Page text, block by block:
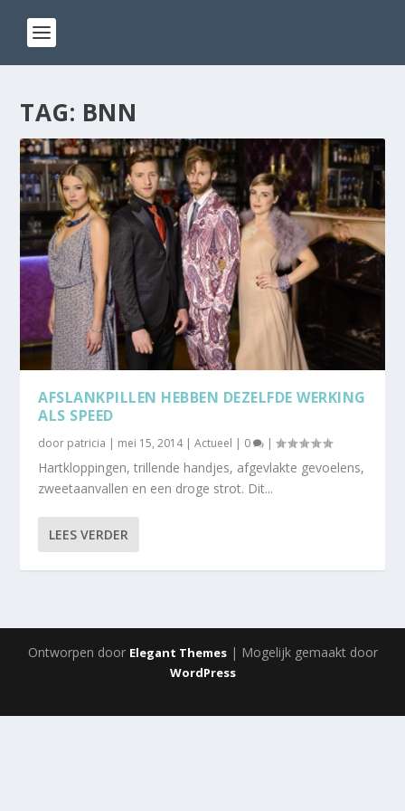
TAG: BNN
AFSLANKPILLEN HEBBEN DEZELFDE WERKING
ALS SPEED
door patricia | mei 15, 2014|Actueel | 0 |
Hartkloppingen, trillende handjes, afgevlakte gevoelens,
zweetaanvallen en een droge strot. Dit...
LEES VERDER
Ontworpen door Elegant Themes| Mogelijk gemaakt door
WordPress